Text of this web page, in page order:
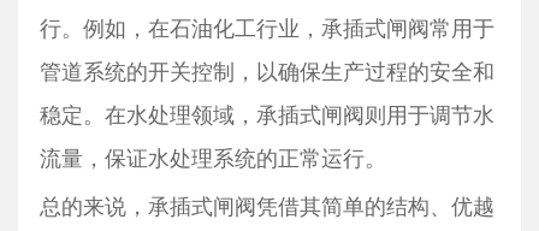
行。例如，在石油化工行业，承插式闸阀常用于
管道系统的开关控制，以确保生产过程的安全和
稳定。在水处理领域，承插式闸阀则用于调节水
流量，保证水处理系统的正常运行。
总的来说，承插式闸阀凭借其简单的结构、优越